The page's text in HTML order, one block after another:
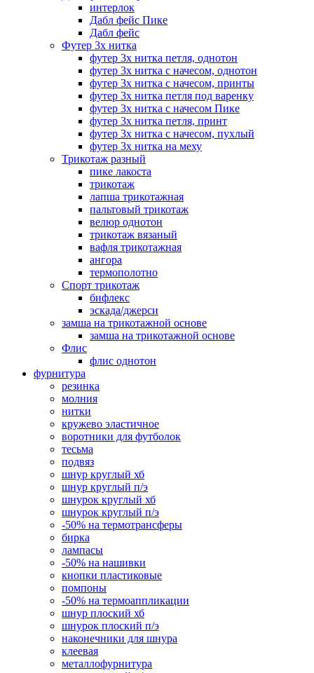
интерлок
Дабл фейс Пике
Дабл фейс
Футер 3х нитка
футер 3х нитка петля, однотон
футер 3х нитка с начесом, однотон
футер 3х нитка с начесом, принты
футер 3х нитка петля под варенку
футер 3х нитка с начесом Пике
футер 3х нитка петля, принт
футер 3х нитка с начесом, пухлый
футер 3х нитка на меху
Трикотаж разный
пике лакоста
трикотаж
лапша трикотажная
пальтовый трикотаж
велюр однотон
трикотаж вязаный
вафля трикотажная
ангора
термополотно
Спорт трикотаж
бифлекс
эскада/джерси
замша на трикотажной основе
замша на трикотажной основе
Флис
флис однотон
фурнитура
резинка
молния
нитки
кружево эластичное
воротники для футболок
тесьма
подвяз
шнур круглый хб
шнур круглый п/э
шнурок круглый хб
шнурок круглый п/э
-50% на термотрансферы
бирка
лампасы
-50% на нашивки
кнопки пластиковые
помпоны
-50% на термоаппликации
шнур плоский хб
шнурок плоский п/э
наконечники для шнура
клеевая
металлофурнитура